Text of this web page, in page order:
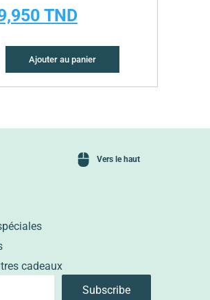
TND
Ajouter au panier
Vers le haut
cadeaux
Subscribe